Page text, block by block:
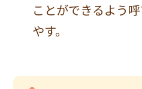
ことができるよう
やす。